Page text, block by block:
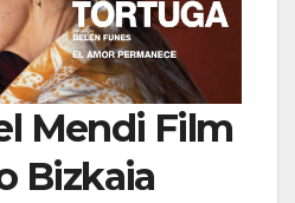
Mendi Film
Bizkaia